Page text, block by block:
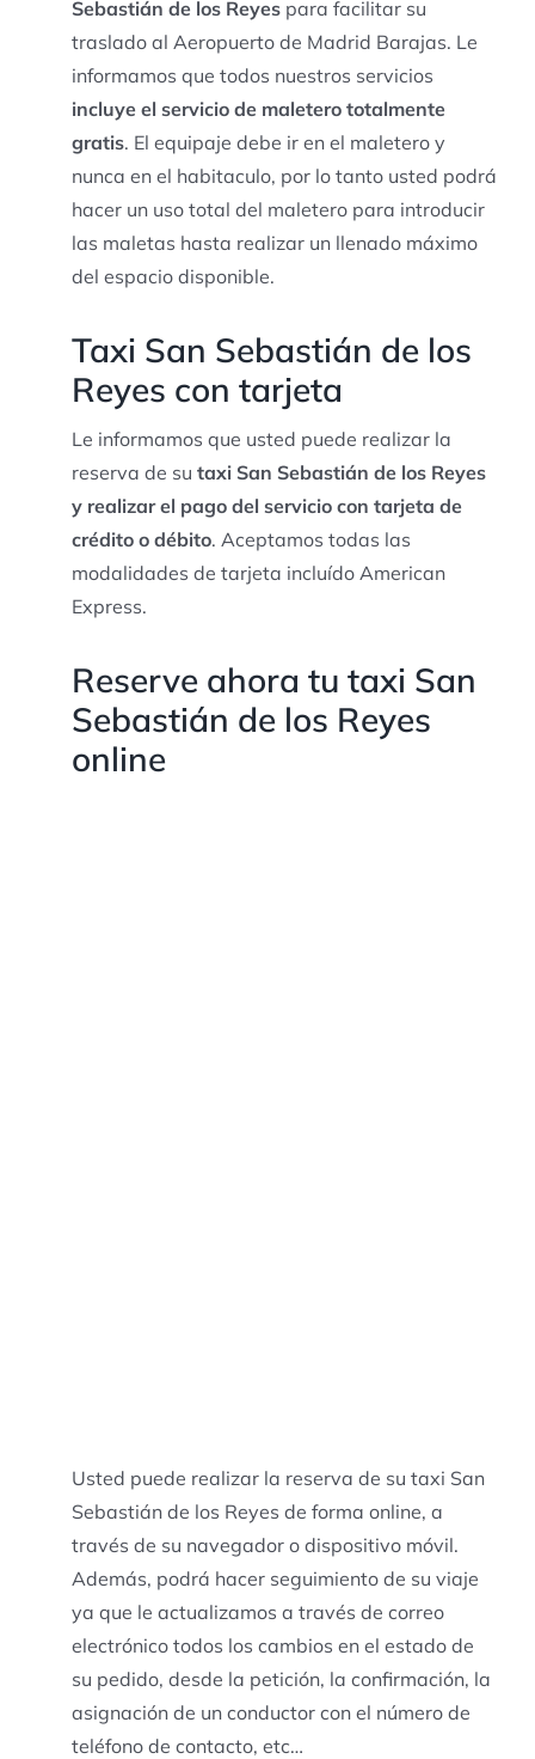
Sebastián de los Reyespara facilitar su
traslado al Aeropuerto de Madrid Barajas. Le
informamos que todos nuestros servicios
incluye el servicio de maletero totalmente
gratis. El equipaje debe ir en el maletero y
nunca en el habitaculo, por lo tanto usted podrá
hacer un uso total del maletero para introducir
las maletas hasta realizar un llenado máximo
del espacio disponible.
Taxi San Sebastián de los
Reyes con tarjeta
Le informamos que usted puede realizar la
reserva de su taxi San Sebastián de los Reyes
y realizar el pago del servicio con tarjeta de
crédito o débito. Aceptamos todas las
modalidades de tarjeta incluído American
Express.
Reserve ahora tu taxi San
Sebastián de los Reyes
online
Usted puede realizar la reserva de su taxi San
Sebastián de los Reyes de forma online, a
través de su navegador o dispositivo móvil.
Además, podrá hacer seguimiento de su viaje
ya que le actualizamos a través de correo
electrónico todos los cambios en el estado de
su pedido, desde la petición, la confirmación, la
asignación de un conductor con el número de
teléfono de contacto, etc…